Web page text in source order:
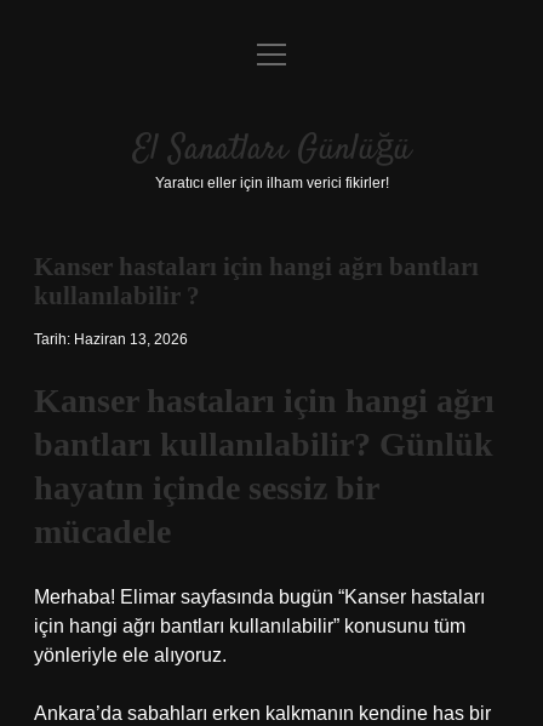
Anasayfa
Yasal Uyarı
menüyü
El Sanatları Günlüğü
Yaratıcı eller için ilham verici fikirler!
Kanser hastaları için hangi ağrı bantları
kullanılabilir ?
Tarih: Haziran 13, 2026
Kanser hastaları için hangi ağrı
bantları kullanılabilir? Günlük
hayatın içinde sessiz bir
mücadele
Merhaba! Elimar sayfasında bugün “Kanser hastaları
için hangi ağrı bantları kullanılabilir” konusunu tüm
yönleriyle ele alıyoruz.
Ankara’da sabahları erken kalkmanın kendine has bir